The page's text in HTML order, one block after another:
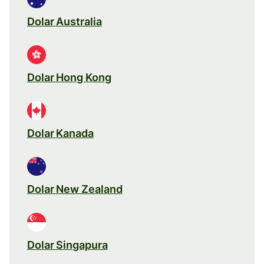
Dolar Australia
Dolar Hong Kong
Dolar Kanada
Dolar New Zealand
Dolar Singapura